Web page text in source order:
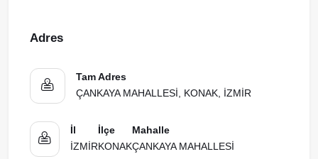
Adres
Tam Adres
ÇANKAYA MAHALLESİ, KONAK, İZMİR
İl
İZMİR
İlçe
KONAK
Mahalle
ÇANKAYA MAHALLESİ